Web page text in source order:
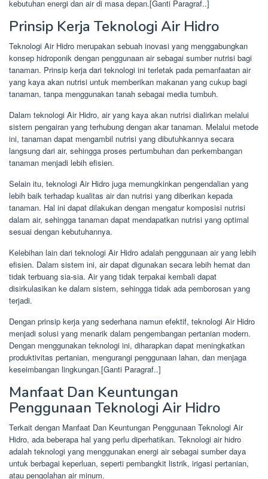
kebutuhan energi dan air di masa depan.[Ganti Paragraf..]
Prinsip Kerja Teknologi Air Hidro
Teknologi Air Hidro merupakan sebuah inovasi yang menggabungkan
konsep hidroponik dengan penggunaan air sebagai sumber nutrisi bagi
tanaman. Prinsip kerja dari teknologi ini terletak pada pemanfaatan air
yang kaya akan nutrisi untuk memberikan makanan yang cukup bagi
tanaman, tanpa menggunakan tanah sebagai media tumbuh.
Dalam teknologi Air Hidro, air yang kaya akan nutrisi dialirkan melalui
sistem pengairan yang terhubung dengan akar tanaman. Melalui metode
ini, tanaman dapat mengambil nutrisi yang dibutuhkannya secara
langsung dari air, sehingga proses pertumbuhan dan perkembangan
tanaman menjadi lebih efisien.
Selain itu, teknologi Air Hidro juga memungkinkan pengendalian yang
lebih baik terhadap kualitas air dan nutrisi yang diberikan kepada
tanaman. Hal ini dapat dilakukan dengan mengatur komposisi nutrisi
dalam air, sehingga tanaman dapat mendapatkan nutrisi yang optimal
sesuai dengan kebutuhannya.
Kelebihan lain dari teknologi Air Hidro adalah penggunaan air yang lebih
efisien. Dalam sistem ini, air dapat digunakan secara lebih hemat dan
tidak terbuang sia-sia. Air yang tidak terpakai kembali dapat
disirkulasikan ke dalam sistem, sehingga tidak ada pemborosan yang
terjadi.
Dengan prinsip kerja yang sederhana namun efektif, teknologi Air Hidro
menjadi solusi yang menarik dalam pengembangan pertanian modern.
Dengan menggunakan teknologi ini, diharapkan dapat meningkatkan
produktivitas pertanian, mengurangi penggunaan lahan, dan menjaga
keseimbangan lingkungan.[Ganti Paragraf..]
Manfaat Dan Keuntungan
Penggunaan Teknologi Air Hidro
Terkait dengan Manfaat Dan Keuntungan Penggunaan Teknologi Air
Hidro, ada beberapa hal yang perlu diperhatikan. Teknologi air hidro
adalah teknologi yang menggunakan energi air sebagai sumber daya
untuk berbagai keperluan, seperti pembangkit listrik, irigasi pertanian,
atau pengolahan air minum.